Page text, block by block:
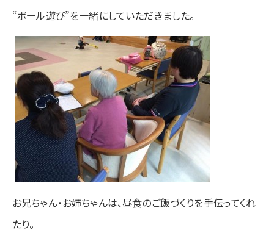
“ボール遊び”を一緒にしていただきました。
お兄ちゃん・お姉ちゃんは、昼食のご飯づくりを手伝ってくれ
たり。